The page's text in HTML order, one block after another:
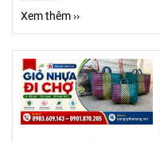
Xem thêm ››